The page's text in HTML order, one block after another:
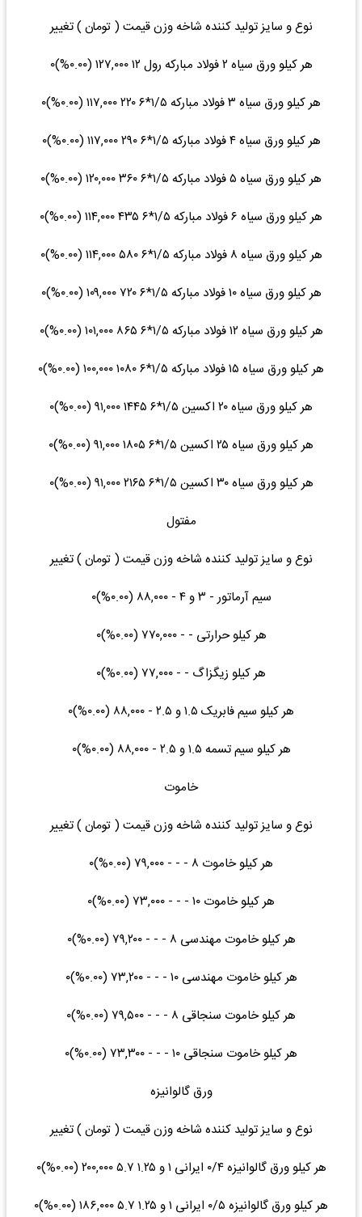
نوع و سایز تولید کننده شاخه وزن قیمت ( تومان ) تغییر
هر کیلو ورق سیاه ۲ فولاد مبارکه رول ۱۲ ۱۲۷,۰۰۰ (۰.۰۰%)۰
هر کیلو ورق سیاه ۳ فولاد مبارکه ۱/۵*۶ ۲۲۰ ۱۱۷,۰۰۰ (۰.۰۰%)۰
هر کیلو ورق سیاه ۴ فولاد مبارکه ۱/۵*۶ ۲۹۰ ۱۱۷,۰۰۰ (۰.۰۰%)۰
هر کیلو ورق سیاه ۵ فولاد مبارکه ۱/۵*۶ ۳۶۰ ۱۲۰,۰۰۰ (۰.۰۰%)۰
هر کیلو ورق سیاه ۶ فولاد مبارکه ۱/۵*۶ ۴۳۵ ۱۱۴,۰۰۰ (۰.۰۰%)۰
هر کیلو ورق سیاه ۸ فولاد مبارکه ۱/۵*۶ ۵۸۰ ۱۱۴,۰۰۰ (۰.۰۰%)۰
هر کیلو ورق سیاه ۱۰ فولاد مبارکه ۱/۵*۶ ۷۲۰ ۱۰۹,۰۰۰ (۰.۰۰%)۰
هر کیلو ورق سیاه ۱۲ فولاد مبارکه ۱/۵*۶ ۸۶۵ ۱۰۱,۰۰۰ (۰.۰۰%)۰
هر کیلو ورق سیاه ۱۵ فولاد مبارکه ۱/۵*۶ ۱۰۸۰ ۱۰۰,۰۰۰ (۰.۰۰%)۰
هر کیلو ورق سیاه ۲۰ اکسین ۱/۵*۶ ۱۴۴۵ ۹۱,۰۰۰ (۰.۰۰%)۰
هر کیلو ورق سیاه ۲۵ اکسین ۱/۵*۶ ۱۸۰۵ ۹۱,۰۰۰ (۰.۰۰%)۰
هر کیلو ورق سیاه ۳۰ اکسین ۱/۵*۶ ۲۱۶۵ ۹۱,۰۰۰ (۰.۰۰%)۰
مفتول
نوع و سایز تولید کننده شاخه وزن قیمت ( تومان ) تغییر
سیم آرماتور - ۳ و ۴ - ۸۸,۰۰۰ (۰.۰۰%)۰
هر کیلو حرارتی - - ۷۷۰,۰۰۰ (۰.۰۰%)۰
هر کیلو زیگزاگ - - ۷۷,۰۰۰ (۰.۰۰%)۰
هر کیلو سیم فابریک ۱.۵ و ۲.۵ - ۸۸,۰۰۰ (۰.۰۰%)۰
هر کیلو سیم تسمه ۱.۵ و ۲.۵ - ۸۸,۰۰۰ (۰.۰۰%)۰
خاموت
نوع و سایز تولید کننده شاخه وزن قیمت ( تومان ) تغییر
هر کیلو خاموت ۸ - - - ۷۹,۰۰۰ (۰.۰۰%)۰
هر کیلو خاموت ۱۰ - - - ۷۳,۰۰۰ (۰.۰۰%)۰
هر کیلو خاموت مهندسی ۸ - - - ۷۹,۲۰۰ (۰.۰۰%)۰
هر کیلو خاموت مهندسی ۱۰ - - - ۷۳,۲۰۰ (۰.۰۰%)۰
هر کیلو خاموت سنجاقی ۸ - - - ۷۹,۵۰۰ (۰.۰۰%)۰
هر کیلو خاموت سنجاقی ۱۰ - - - ۷۳,۳۰۰ (۰.۰۰%)۰
ورق گالوانیزه
نوع و سایز تولید کننده شاخه وزن قیمت ( تومان ) تغییر
هر کیلو ورق گالوانیزه ۰/۴ ایرانی ۱ و ۱.۲۵ ۵.۷ ۲۰۰,۰۰۰ (۰.۰۰%)۰
هر کیلو ورق گالوانیزه ۰/۵ ایرانی ۱ و ۱.۲۵ ۵.۷ ۱۸۶,۰۰۰ (۰.۰۰%)۰